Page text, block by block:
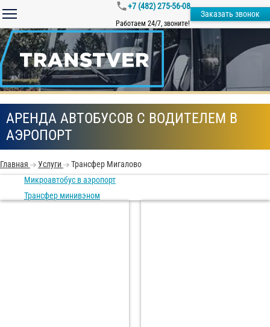
+7 (482) 275-56-08
Работаем 24/7, звоните!
Заказать звонок
АРЕНДА АВТОБУСОВ С ВОДИТЕЛЕМ В
АЭРОПОРТ
Главная Услуги
Трансфер Мигалово
Микроавтобус в аэропорт
Трансфер минивэном